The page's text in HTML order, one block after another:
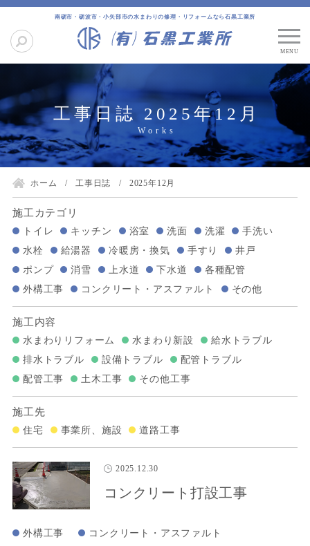
南砺市・砺波市・小矢部市の水まわりの修理・リフォームなら石黒工業所
工事日誌 2025年12月
ホーム 工事日誌 2025年12月
施工カテゴリ
トイレ キッチン 浴室 洗面 洗濯
手洗い
水栓
給湯器 冷暖房・換気 手すり
井戸
ポンプ
消雪 上水道 下水道
各種配管
外構工事
コンクリート・アスファルト その他
施工内容
水まわりリフォーム 水まわり新設
給水トラブル
排水トラブル
設備トラブル
配管トラブル
配管工事
土木工事 その他工事
施工先
住宅 事業所、施設 道路工事
2025.12.30
コンクリート打設工事
外構工事
コンクリート・アスファルト